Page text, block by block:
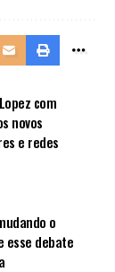
com
novos
e redes
o
esse debate